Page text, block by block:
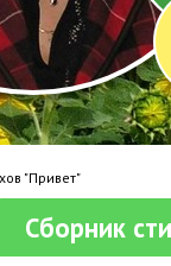
"Привет"
Сборник